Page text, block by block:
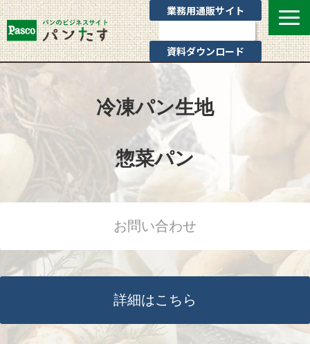
業務用通販サイト
資料ダウンロード
選ばれる理由
業態別提案
カテゴリ一覧
お役立ちブログ
Pascoのサポート
通販サイトのご案内
よくあるご質問
冷凍パン生地
惣菜パン
お問い合わせ
詳細はこちら